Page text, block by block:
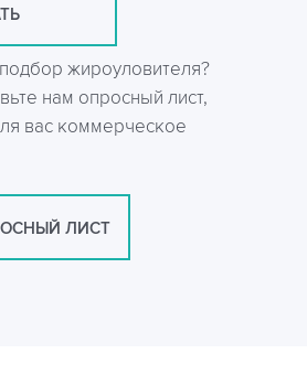
жироуловителя?
нам опросный лист,
вас коммерческое
ЛИСТ